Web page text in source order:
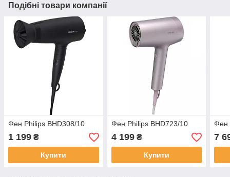
Подібні товари компанії
Фен Philips BHD308/10
1 199 ₴
Купити
Фен Philips BHD723/10
4 199₴
Купити
Фен
7